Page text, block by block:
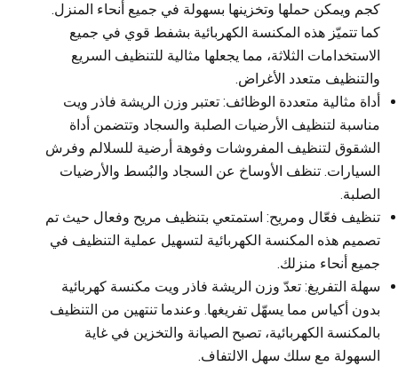
كجم ويمكن حملها وتخزينها بسهولة في جميع أنحاء المنزل.
كما تتميّز هذه المكنسة الكهربائية بشفط قوي في جميع
الاستخدامات الثلاثة، مما يجعلها مثالية للتنظيف السريع
والتنظيف متعدد الأغراض.
أداة مثالية متعددة الوظائف: تعتبر وزن الريشة فاذر ويت
مناسبة لتنظيف الأرضيات الصلبة والسجاد وتتضمن أداة
الشقوق لتنظيف المفروشات وفوهة أرضية للسلالم وفرش
السيارات. تنظف الأوساخ عن السجاد والبُسط والأرضيات
الصلبة.
تنظيف فعّال ومريح: استمتعي بتنظيف مريح وفعال حيث تم
تصميم هذه المكنسة الكهربائية لتسهيل عملية التنظيف في
جميع أنحاء منزلك.
سهلة التفريغ: تعدّ وزن الريشة فاذر ويت مكنسة كهربائية
بدون أكياس مما يسهّل تفريغها. وعندما تنتهين من التنظيف
بالمكنسة الكهربائية، تصبح الصيانة والتخزين في غاية
السهولة مع سلك سهل الالتفاف.